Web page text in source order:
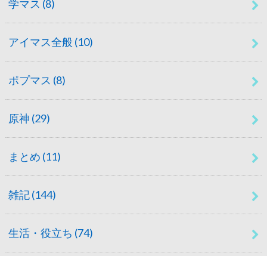
学マス (8)
アイマス全般 (10)
ポプマス (8)
原神 (29)
まとめ (11)
雑記(144)
生活・役立ち (74)